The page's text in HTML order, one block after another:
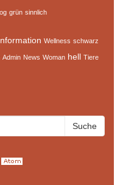
grün sinnlich
Wellness schwarz
Admin News Woman hell Tiere